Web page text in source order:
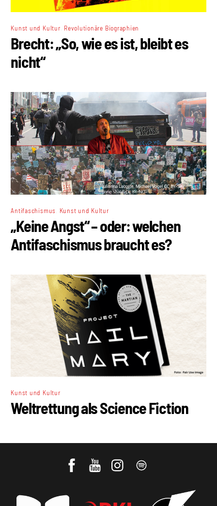
Kunst und Kultur Revolutionäre Biographien
Brecht: „So, wie es ist, bleibt es
nicht“
Antifaschismus Kunst und Kultur
„Keine Angst“ – oder: welchen
Antifaschismus braucht es?
Kunst und Kultur
Weltrettung als Science Fiction